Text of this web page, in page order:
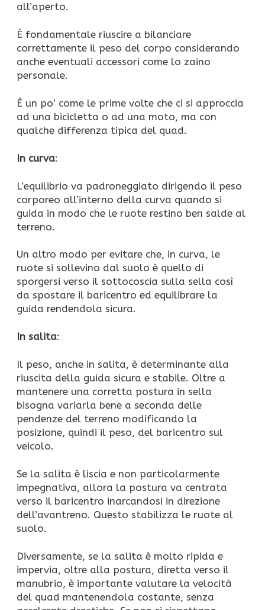
all’aperto.
È fondamentale riuscire a bilanciare
correttamente il peso del corpo considerando
anche eventuali accessori come lo zaino
personale.
È un po’ come le prime volte che ci si approccia
ad una bicicletta o ad una moto, ma con
qualche differenza tipica del quad.
In curva:
L’equilibrio va padroneggiato dirigendo il peso
corporeo all’interno della curva quando si
guida in modo che le ruote restino ben salde al
terreno.
Un altro modo per evitare che, in curva, le
ruote si sollevino dal suolo è quello di
sporgersi verso il sottocoscia sulla sella così
da spostare il baricentro ed equilibrare la
guida rendendola sicura.
In salita:
Il peso, anche in salita, è determinante alla
riuscita della guida sicura e stabile. Oltre a
mantenere una corretta postura in sella
bisogna variarla bene a seconda delle
pendenze del terreno modificando la
posizione, quindi il peso, del baricentro sul
veicolo.
Se la salita è liscia e non particolarmente
impegnativa, allora la postura va centrata
verso il baricentro inarcandosi in direzione
dell’avantreno. Questo stabilizza le ruote al
suolo.
Diversamente, se la salita è molto ripida e
impervia, oltre alla postura, diretta verso il
manubrio, è importante valutare la velocità
del quad mantenendola costante, senza